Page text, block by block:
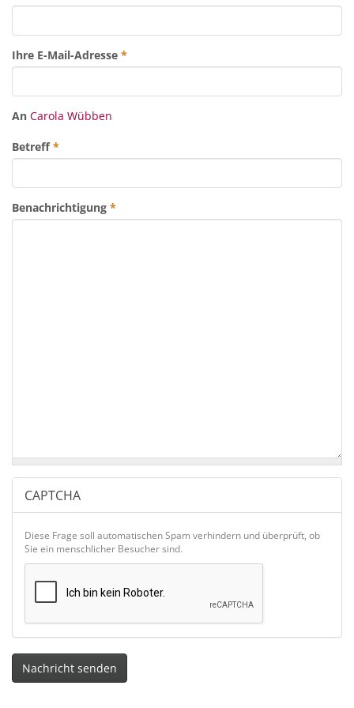
Ihre E-Mail-Adresse *
An Carola Wübben
Betreff*
Benachrichtigung *
CAPTCHA
Diese Frage soll automatischen Spam verhindern und überprüft, ob
Sie ein menschlicher Besucher sind.
Nachricht senden